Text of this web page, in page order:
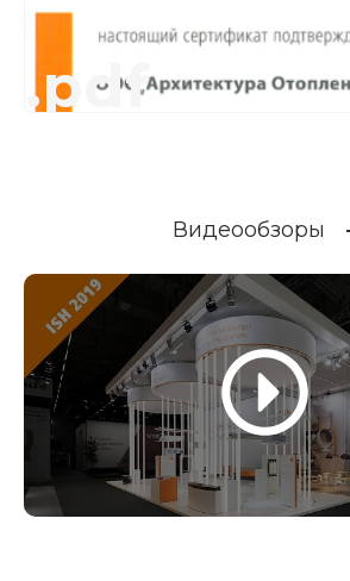
.pdf
Видеообзоры